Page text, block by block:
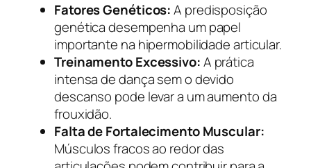
Fatores Genéticos:A predisposição
genética desempenha um papel
importante na hipermobilidade articular.
Treinamento Excessivo:A prática
intensa de dança sem o devido
descanso pode levar a um aumento da
frouxidão.
Falta de Fortalecimento Muscular:
Músculos fracos ao redor das